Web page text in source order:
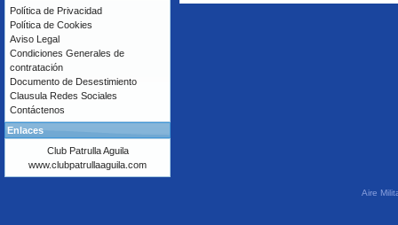
Política de Privacidad
Política de Cookies
Aviso Legal
Condiciones Generales de
contratación
Documento de Desestimiento
Clausula Redes Sociales
Contáctenos
Enlaces
Club Patrulla Aguila
www.clubpatrullaaguila.com
Aire